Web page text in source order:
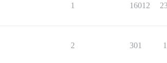
1 16012
2 301